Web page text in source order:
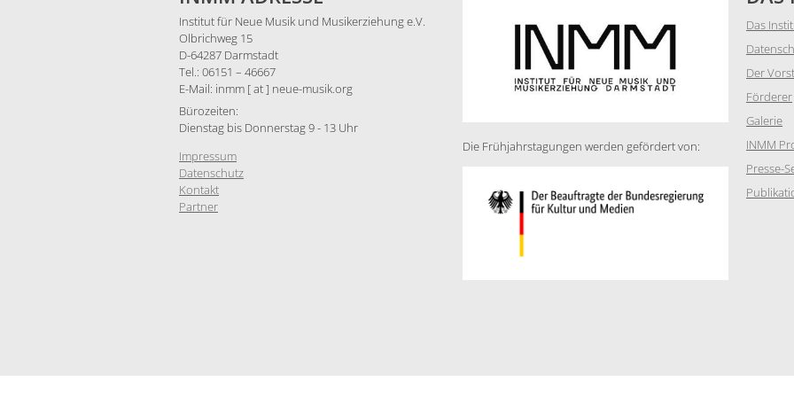
Institut für Neue Musik und Musikerziehung e.V.
Olbrichweg 15
D-64287 Darmstadt
Tel.: 06151 – 46667
E-Mail: inmm [ at ] neue-musik.org
Bürozeiten:
Dienstag bis Donnerstag 9 - 13 Uhr
Impressum
Datenschutz
Kontakt
Partner
Die Frühjahrstagungen werden gefördert von:
Das
Der
Förderer
Galerie
INMM
Presse-